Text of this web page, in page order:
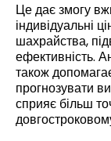
Це дає змогу
індивідуальні
шахрайства,
ефективність.
також
прогнозувати
сприяє більш